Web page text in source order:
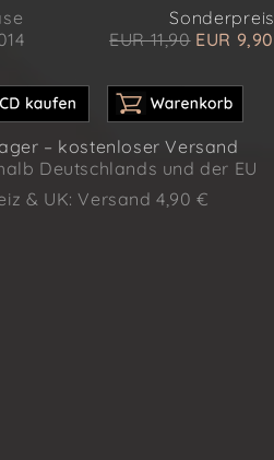
Sonderpreis
EUR 11,90 EUR 9,90
– kostenloser Versand
Deutschlands und der EU
& UK: Versand 4,90 €